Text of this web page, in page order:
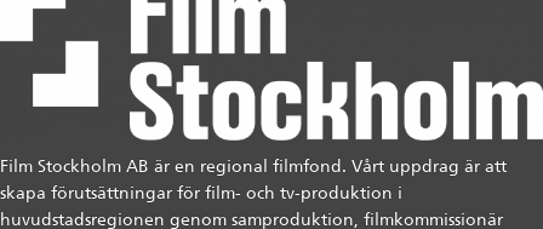
Film Stockholm AB är en regional filmfond. Vårt uppdrag är att
skapa förutsättningar för film- och tv-produktion i
huvudstadsregionen genom samproduktion, filmkommissionär